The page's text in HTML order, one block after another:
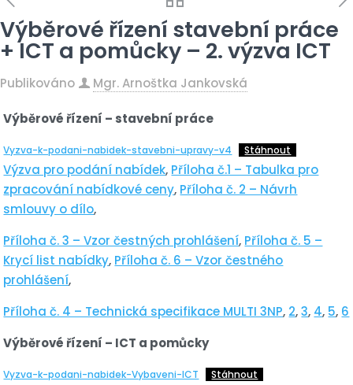
Výběrové řízení stavební práce
+ ICT a pomůcky – 2. výzva ICT
Publikováno Mgr. Arnoštka Jankovská
Výběrové řízení – stavební práce
Vyzva-k-podani-nabidek-stavebni-upravy-v4 Stáhnout
Výzva pro podání nabídek, Příloha č.1 – Tabulka pro
zpracování nabídkové ceny, Příloha č. 2 – Návrh
smlouvy o dílo,
Příloha č. 3 – Vzor čestných prohlášení, Příloha č. 5 –
Krycí list nabídky, Příloha č. 6 – Vzor čestného
prohlášení,
Příloha č. 4 – Technická specifikace MULTI 3NP, 2,3, 4, 5, 6
Výběrové řízení – ICT a pomůcky
Vyzva-k-podani-nabidek-Vybaveni-ICT Stáhnout